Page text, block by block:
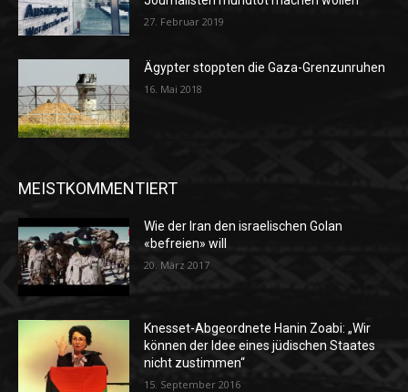
27. Februar 2019
Ägypter stoppten die Gaza-Grenzunruhen
16. Mai 2018
MEISTKOMMENTIERT
Wie der Iran den israelischen Golan
«befreien» will
20. März 2017
Knesset-Abgeordnete Hanin Zoabi: „Wir
können der Idee eines jüdischen Staates
nicht zustimmen“
15. September 2016